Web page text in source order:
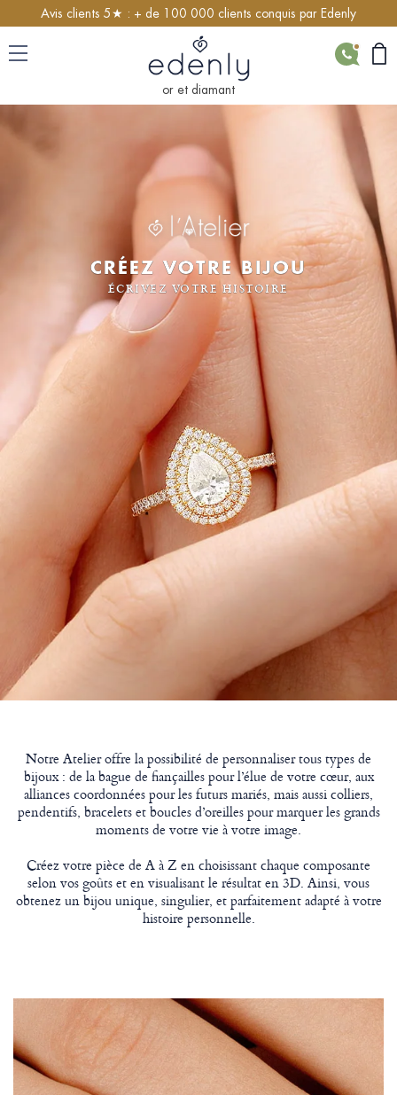
Avis clients 5★ : + de 100 000 clients conquis par Edenly
or et diamant
CRÉEZ VOTRE BIJOU
ÉCRIVEZ VOTRE HISTOIRE
Notre Atelier offre la possibilité de personnaliser tous types de
bijoux : de la bague de fiançailles pour l’élue de votre cœur, aux
alliances coordonnées pour les futurs mariés, mais aussi colliers,
pendentifs, bracelets et boucles d’oreilles pour marquer les grands
moments de votre vie à votre image.
Créez votre pièce de A à Z en choisissant chaque composante
selon vos goûts et en visualisant le résultat en 3D. Ainsi, vous
obtenez un bijou unique, singulier, et parfaitement adapté à votre
histoire personnelle.